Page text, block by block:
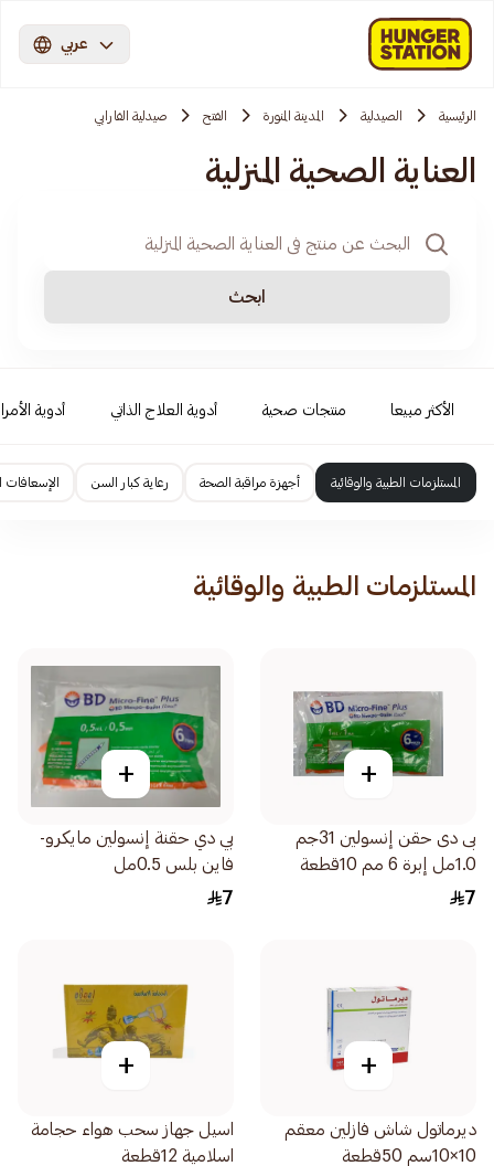
عربي
الرئيسية الصيدلية المدينة المنورة الفتح صيدلية الفارابي
العناية الصحية المنزلية
ابحث
الأكثر مبيعا منتجات صحية أدوية العلاج الذاتي أدوية
المستلزمات الطبية والوقائية أجهزة مراقبة الصحة رعاية كبار السن الإسعافات
المستلزمات الطبية والوقائية
+
بى دى حقن إنسولين 31جم
1.0مل إبرة 6 مم 10قطعة
7
+
بي دي حقنة إنسولين مايكرو-
فاين بلس 0.5مل
7
+
ديرماتول شاش فازلين معقم
10×10سم 50قطعة
+
اسيل جهاز سحب هواء حجامة
اسلامية 12قطعة